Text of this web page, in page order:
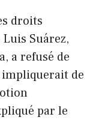
droits
Suárez,
a refusé de
de
par le